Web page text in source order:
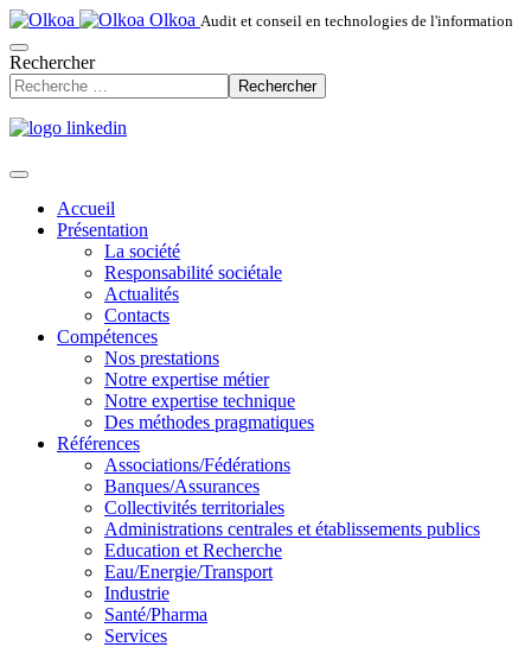
Olkoa Audit et conseil en technologies de l'information
Rechercher
Rechercher
Accueil
Présentation
La société
Responsabilité sociétale
Actualités
Contacts
Compétences
Nos prestations
Notre expertise métier
Notre expertise technique
Des méthodes pragmatiques
Références
Associations/Fédérations
Banques/Assurances
Collectivités territoriales
Administrations centrales et établissements publics
Education et Recherche
Eau/Energie/Transport
Industrie
Santé/Pharma
Services